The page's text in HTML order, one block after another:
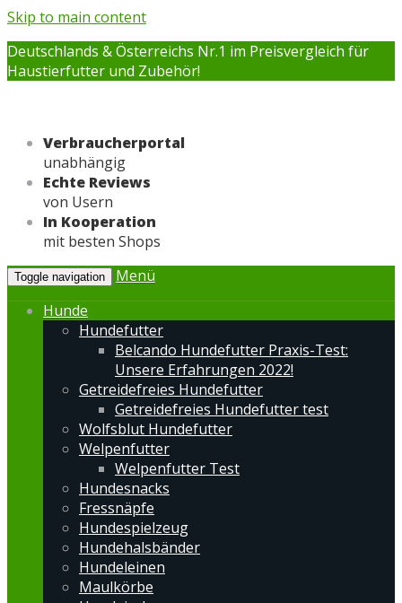
Skip to main content
Deutschlands & Österreichs Nr.1 im Preisvergleich für
Haustierfutter und Zubehör!
Verbraucherportal
unabhängig
Echte Reviews
von Usern
In Kooperation
mit besten Shops
Toggle navigation
Menü
Hunde
Hundefutter
Belcando Hundefutter Praxis-Test:
Unsere Erfahrungen 2022!
Getreidefreies Hundefutter
Getreidefreies Hundefutter test
Wolfsblut Hundefutter
Welpenfutter
Welpenfutter Test
Hundesnacks
Fressnäpfe
Hundespielzeug
Hundehalsbänder
Hundeleinen
Maulkörbe